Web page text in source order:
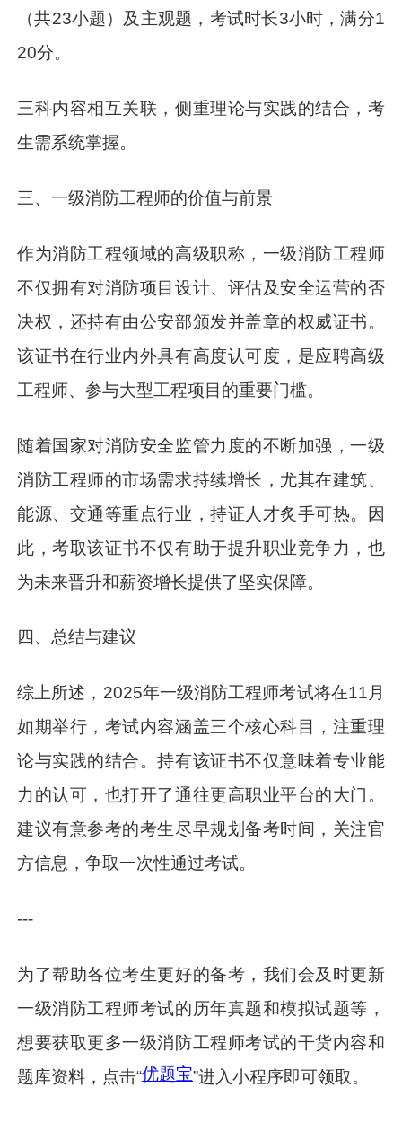
（共23小题）及主观题，考试时长3小时，满分1
20分。
三科内容相互关联，侧重理论与实践的结合，考
生需系统掌握。
三、一级消防工程师的价值与前景
作为消防工程领域的高级职称，一级消防工程师
不仅拥有对消防项目设计、评估及安全运营的否
决权，还持有由公安部颁发并盖章的权威证书。
该证书在行业内外具有高度认可度，是应聘高级
工程师、参与大型工程项目的重要门槛。
随着国家对消防安全监管力度的不断加强，一级
消防工程师的市场需求持续增长，尤其在建筑、
能源、交通等重点行业，持证人才炙手可热。因
此，考取该证书不仅有助于提升职业竞争力，也
为未来晋升和薪资增长提供了坚实保障。
四、总结与建议
综上所述，2025年一级消防工程师考试将在11月
如期举行，考试内容涵盖三个核心科目，注重理
论与实践的结合。持有该证书不仅意味着专业能
力的认可，也打开了通往更高职业平台的大门。
建议有意参考的考生尽早规划备考时间，关注官
方信息，争取一次性通过考试。
---
为了帮助各位考生更好的备考，我们会及时更新
一级消防工程师考试的历年真题和模拟试题等，
想要获取更多一级消防工程师考试的干货内容和
题库资料，点击“优题宝”进入小程序即可领取。